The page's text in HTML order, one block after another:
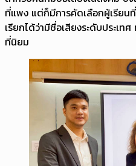
ที่แพง แต่ก็มีการคัดเลือกผู้เรียน
เรียกได้ว่ามีชื่อเสียงระดับประเ
ที่นิยม